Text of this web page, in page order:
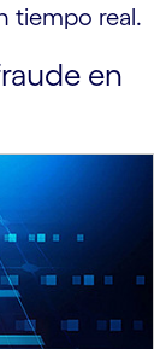
tiempo real.
en